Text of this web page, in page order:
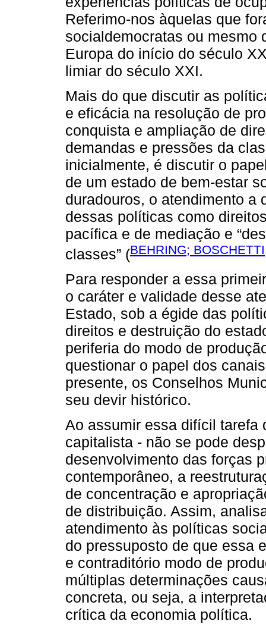
Referimo-nos àquelas que
socialdemocratas ou mesmo
Europa do início do século
limiar do século XXI.
Mais do que discutir as
e eficácia na resolução de
conquista e ampliação de
demandas e pressões da
inicialmente, é discutir o
de um estado de bem-estar
duradouros, o atendimento a
dessas políticas como
pacífica e de mediação e
classes” (BEHRING;
Para responder a essa
o caráter e validade desse
Estado, sob a égide das
direitos e destruição do
periferia do modo de
questionar o papel dos
presente, os Conselhos
seu devir histórico.
Ao assumir essa difícil tarefa
capitalista - não se pode
desenvolvimento das forças
contemporâneo, a
de concentração e
de distribuição. Assim,
atendimento às políticas
do pressuposto de que essa
e contraditório modo de
múltiplas determinações
concreta, ou seja, a
crítica da economia política.